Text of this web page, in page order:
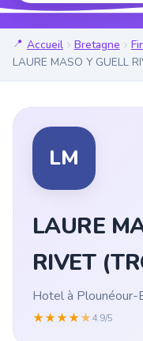
Accueil Bretagne
LAURE MASO Y GUELL
LM
LAURE
RIVET
Hotel à Plounéour-
★★★★★4.9/5